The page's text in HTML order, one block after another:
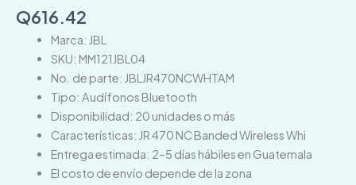
Q616.42
Marca: JBL
SKU: MM121JBL04
No. de parte: JBLJR470NCWHTAM
Tipo: Audífonos Bluetooth
Disponibilidad: 20 unidades o más
Características: JR 470 NC Banded Wireless Whi
Entrega estimada: 2–5 días hábiles en Guatemala
El costo de envío depende de la zona